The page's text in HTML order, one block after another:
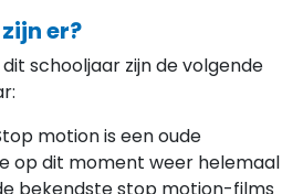
er?
schooljaar zijn de volgende
motion is een oude
op dit moment weer helemaal
bekendste stop motion-films